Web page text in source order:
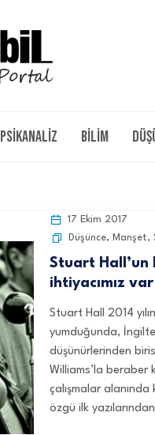
Psikanaliz Bilim
17 Ekim 2017
Düşünce, Manşet,
Stuart Hall’un
ihtiyacımız var
Stuart Hall 2014
yumduğunda,
düşünürlerinden
Williams’la beraber
çalışmalar alanında
özgü ilk